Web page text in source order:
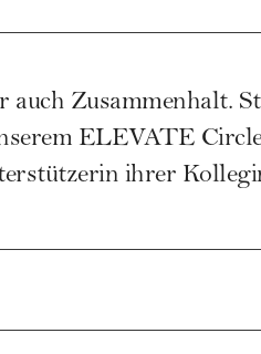
auch Zusammenhalt.
ELEVATE
ihrer